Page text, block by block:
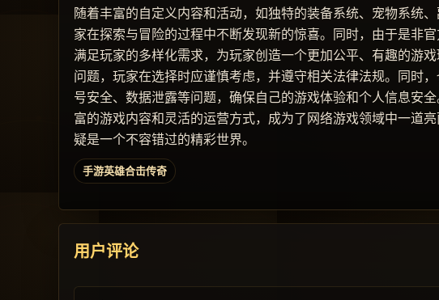
随着丰富的自定义内容和活动，如独特的装备系统、宠物系统
家在探索与冒险的过程中不断发现新的惊喜。同时，由于是非
满足玩家的多样化需求，为玩家创造一个更加公平、有趣的游
问题，玩家在选择时应谨慎考虑，并遵守相关法律法规。同时
号安全、数据泄露等问题，确保自己的游戏体验和个人信息安
富的游戏内容和灵活的运营方式，成为了网络游戏领域中一道
疑是一个不容错过的精彩世界。
手游英雄合击传奇
用户评论